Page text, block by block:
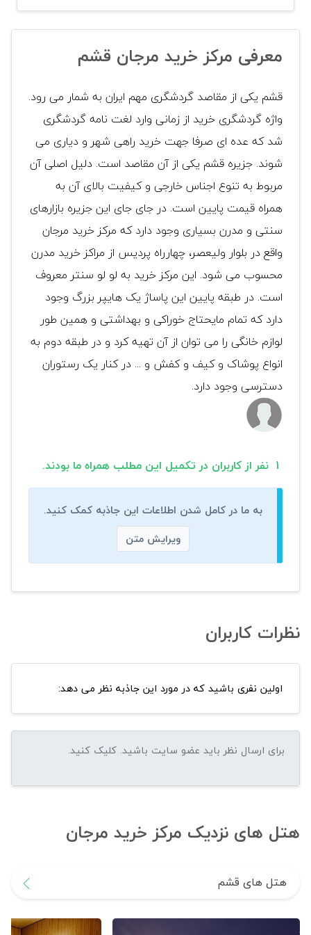
معرفی مرکز خرید مرجان قشم
قشم یکی از مقاصد گردشگری مهم ایران به شمار می رود.
واژه گردشگری خرید از زمانی وارد لغت نامه گردشگری
شد که عده ای صرفا جهت خرید راهی شهر و دیاری می
شوند. جزیره قشم یکی از آن مقاصد است. دلیل اصلی آن
مربوط به تنوع اجناس خارجی و کیفیت بالای آن به
همراه قیمت پایین است. در جای جای این جزیره بازارهای
سنتی و مدرن بسیاری وجود دارد که مرکز خرید مرجان
واقع در بلوار ولیعصر، چهارراه پردیس از مراکز خرید مدرن
محسوب می شود. این مرکز خرید به لو لو سنتر معروف
است. در طبقه پایین این پاساژ یک هایپر بزرگ وجود
دارد که تمام مایحتاج خوراکی و بهداشتی و همین طور
لوازم خانگی را می توان از آن تهیه کرد و در طبقه دوم به
انواع پوشاک و کیف و کفش و ... در کنار یک رستوران
دسترسی وجود دارد.
به ما در کامل شدن اطلاعات این جاذبه کمک کنید.
ویرایش متن
نظرات کاربران
اولین نفری باشید که در مورد این جاذبه نظر می دهد:
هتل های نزدیک مرکز خرید مرجان
هتل های قشم